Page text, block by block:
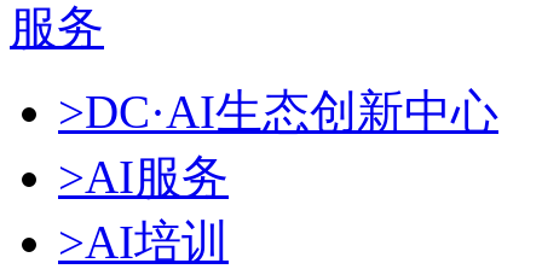
服务
>DC·AI生态创新中心
>AI服务
>AI培训